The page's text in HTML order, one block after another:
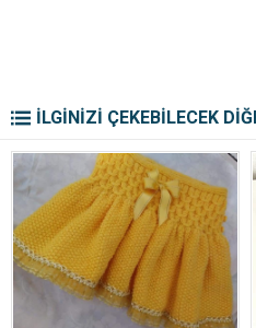
İLGİNİZİ ÇEKEBİLECEK